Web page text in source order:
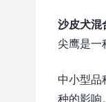
沙皮犬混
尖鹰是一
中小型品
种的影响。